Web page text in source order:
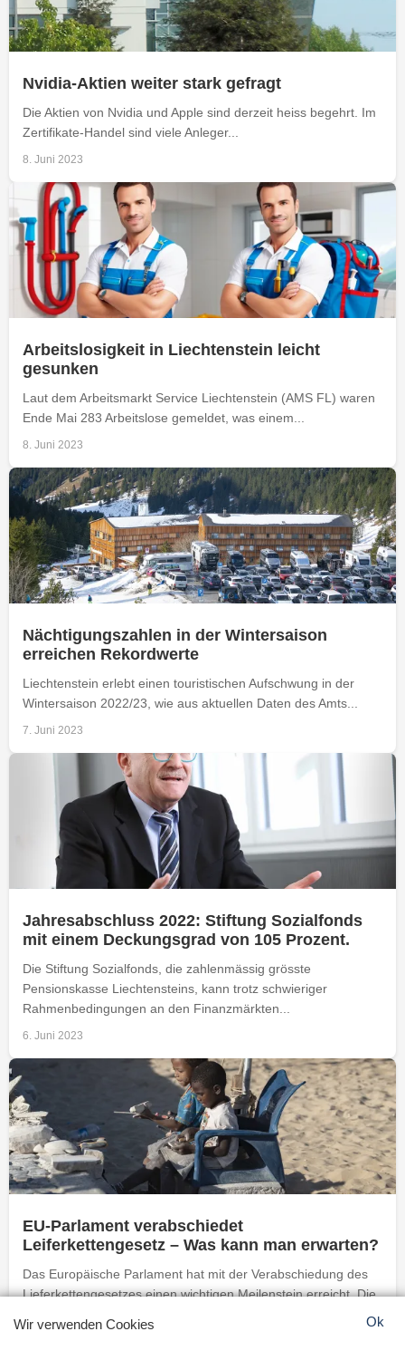
Nvidia-Aktien weiter stark gefragt
Die Aktien von Nvidia und Apple sind derzeit heiss begehrt. Im
Zertifikate-Handel sind viele Anleger...
8. Juni 2023
Arbeitslosigkeit in Liechtenstein leicht
gesunken
Laut dem Arbeitsmarkt Service Liechtenstein (AMS FL) waren
Ende Mai 283 Arbeitslose gemeldet, was einem...
8. Juni 2023
Nächtigungszahlen in der Wintersaison
erreichen Rekordwerte
Liechtenstein erlebt einen touristischen Aufschwung in der
Wintersaison 2022/23, wie aus aktuellen Daten des Amts...
7. Juni 2023
Jahresabschluss 2022: Stiftung Sozialfonds
mit einem Deckungsgrad von 105 Prozent.
Die Stiftung Sozialfonds, die zahlenmässig grösste
Pensionskasse Liechtensteins, kann trotz schwieriger
Rahmenbedingungen an den Finanzmärkten...
6. Juni 2023
EU-Parlament verabschiedet
Leiferkettengesetz – Was kann man erwarten?
Das Europäische Parlament hat mit der Verabschiedung des
Lieferkettengesetzes einen wichtigen Meilenstein erreicht. Die
Wir verwenden Cookies Ok